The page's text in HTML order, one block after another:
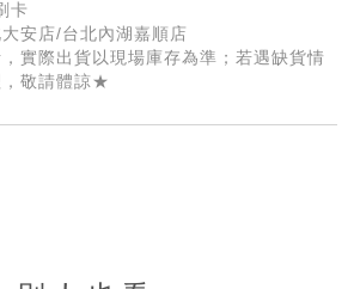
卡
安店/台北內湖嘉順店
實際出貨以現場庫存為準；若遇缺貨情
，敬請體諒★